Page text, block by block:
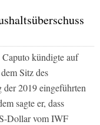
kündigte auf
dem Sitz des
2019 eingeführten
sagte er, dass
Dollar vom IWF